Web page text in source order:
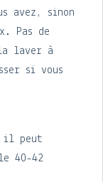
avez, sinon
Pas de
laver à
si vous
il peut
40-42